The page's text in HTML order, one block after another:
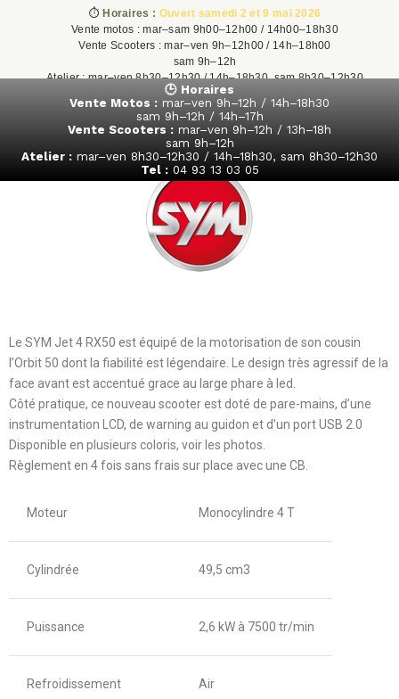
🕒 Horaires
Vente Motos : mar–ven 9h–12h / 14h–18h30
sam 9h–12h / 14h–17h
Vente Scooters : mar–ven 9h–12h / 13h–18h
sam 9h–12h
Atelier : mar–ven 8h30–12h30 / 14h–18h30, sam 8h30–12h30
Tel :04 93 13 03 05
⏱️ Horaires : Ouvert samedi 2 et 9 mai 2026
Vente motos : mar–sam 9h00–12h00 / 14h00–18h30
Vente Scooters : mar–ven 9h–12h00 / 14h–18h00
sam 9h–12h
Atelier : mar–ven 8h30–12h30 / 14h–18h30, sam 8h30–12h30
Tel : 04 93 13 03 05
Le SYM Jet 4 RX50 est équipé de la motorisation de son cousin
l’Orbit 50 dont la fiabilité est légendaire. Le design très agressif de la
face avant est accentué grace au large phare à led.
Côté pratique, ce nouveau scooter est doté de pare-mains, d’une
instrumentation LCD, de warning au guidon et d’un port USB 2.0
Disponible en plusieurs coloris, voir les photos.
Règlement en 4 fois sans frais sur place avec une CB.
Moteur Monocylindre 4 T
Cylindrée 49,5 cm3
Puissance 2,6 kW à 7500 tr/min
Refroidissement Air